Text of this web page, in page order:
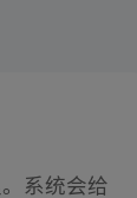
系统会给